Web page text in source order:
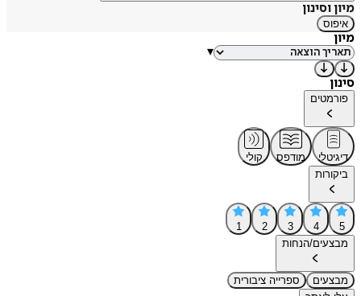
מיון וסינון
איפוס
מיון
▾
סינון
פורמטים
דיגיטלי מודפס
קולי
ביקורות
5
4
3
2
1
מבצעים/הנחות
מבצעים
ספרייה ציבורית